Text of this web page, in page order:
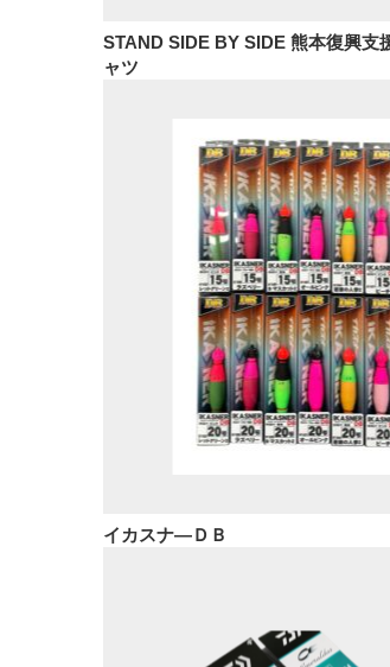
STAND SIDE BY SIDE 熊本復興支
ャツ
イカスナ―ＤＢ